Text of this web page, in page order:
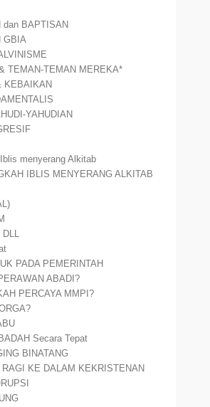
dan BAPTISAN
GBIA
TEMAN-TEMAN MEREKA*
KEBAIKAN
YAHUDIAN
menyerang Alkitab
IBLIS MENYERANG ALKITAB
DLL
PADA PEMERINTAH
ABADI?
PERCAYA MMPI?
Secara Tepat
BINATANG
KE DALAM KEKRISTENAN